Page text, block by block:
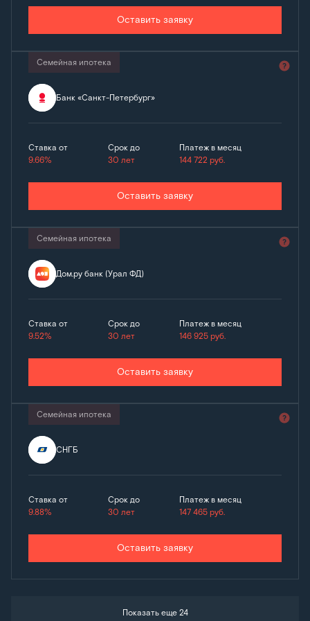
Оставить заявку
Семейная ипотека
Банк «Санкт-Петербург»
Ставка от
9.66%
Срок до
30 лет
Платеж в месяц
144 722руб.
Оставить заявку
Семейная ипотека
Дом.ру банк (Урал ФД)
Ставка от
9.52%
Срок до
30 лет
Платеж в месяц
146 925руб.
Оставить заявку
Семейная ипотека
СНГБ
Ставка от
9.88%
Срок до
30 лет
Платеж в месяц
147 465руб.
Оставить заявку
Показать еще 24